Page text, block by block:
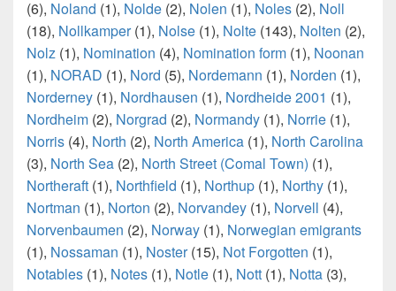
(6), Noland (1), Nolde (2), Nolen (1), Noles (2), Noll
(18), Nollkamper(1), Nolse (1), Nolte (143), Nolten (2),
Nolz (1), Nomination (4), Nomination form (1), Noonan
(1), NORAD (1), Nord (5), Nordemann (1), Norden (1),
Norderney (1), Nordhausen (1), Nordheide 2001 (1),
Nordheim (2), Norgrad (2), Normandy (1), Norrie (1),
Norris (4), North (2), North America (1), North Carolina
(3), North Sea (2), North Street (Comal Town) (1),
Northeraft (1), Northfield (1), Northup (1), Northy (1),
Nortman (1), Norton (2), Norvandey (1), Norvell (4),
Norvenbaumen (2), Norway (1), Norwegian emigrants
(1), Nossaman (1), Noster(15), Not Forgotten (1),
Notables (1), Notes (1), Notle (1), Nott (1), Notta (3),